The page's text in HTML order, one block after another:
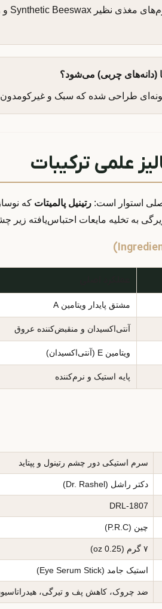
(دانه‌های چربی) می‌شود؟
طراحی شده که سبک و
علمی ترکیبات
استوار است: رتینیل پالمیتات که
به تخلیه مایعات احتباس‌یافته
مشتق پایدار ویتامین A
آنتی‌اکسیدان و منقبض‌کننده عروق
ویتامین E (آنتی‌اکسیدان)
پایه استیک و نرم‌کننده
سرم استیکی دور چشم رتینول و پپتاید
دکتر راشل (Dr. Rashel)
DRL-1807
چین (P.R.C)
۷ گرم (0.25 oz)
استیک جامد (Eye Serum Stick)
ضد چروک، کاهش پف و تیرگی،